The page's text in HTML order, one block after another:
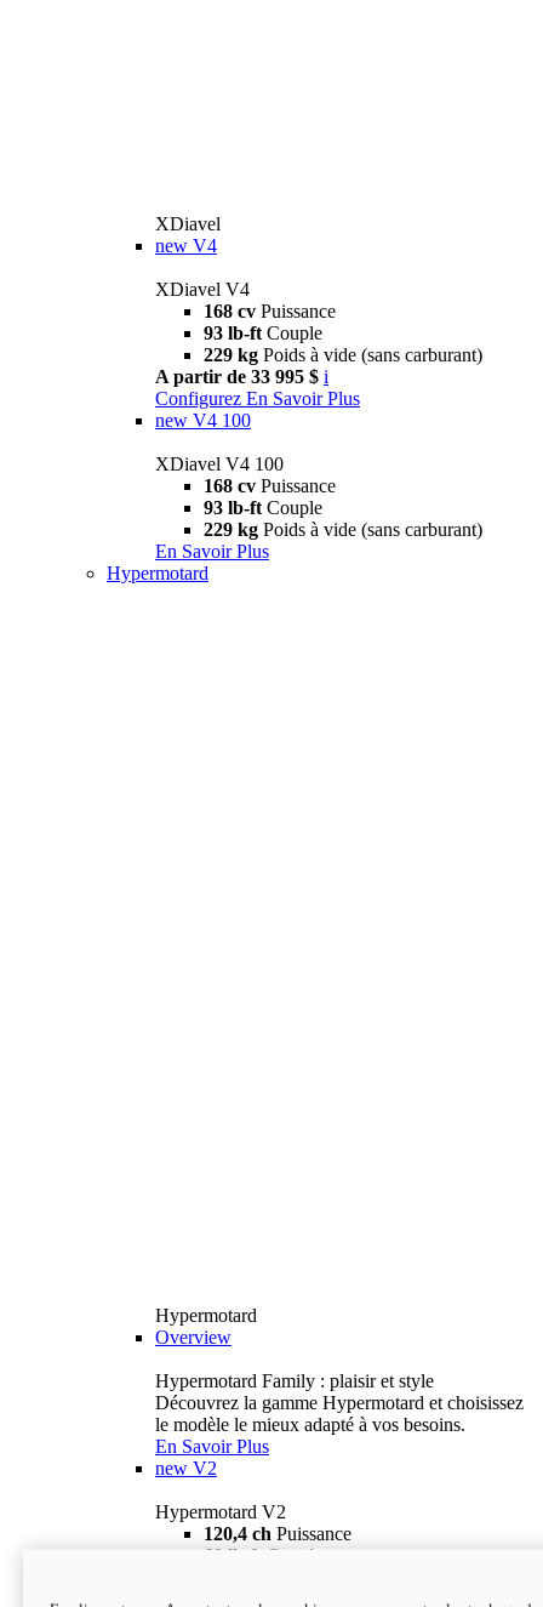
XDiavel
new V4
XDiavel V4
168 cv Puissance
93 lb-ft Couple
229 kg Poids à vide (sans carburant)
A partir de 33 995 $ i
Configurez En Savoir Plus
new V4 100
XDiavel V4 100
168 cv Puissance
93 lb-ft Couple
229 kg Poids à vide (sans carburant)
En Savoir Plus
Hypermotard
Hypermotard
Overview
Hypermotard Family : plaisir et style
Découvrez la gamme Hypermotard et choisissez
le modèle le mieux adapté à vos besoins.
En Savoir Plus
new V2
Hypermotard V2
120,4 ch Puissance
69 lb-ft
Couple
18 895 $